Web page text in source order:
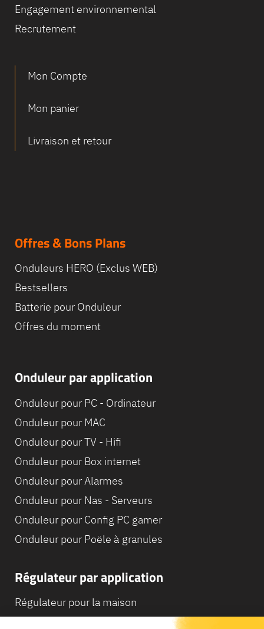
Engagement environnemental
Recrutement
Mon Compte
Mon panier
Livraison et retour
Offres & Bons Plans
Onduleurs HERO (Exclus WEB)
Bestsellers
Batterie pour Onduleur
Offres du moment
Onduleur par application
Onduleur pour PC - Ordinateur
Onduleur pour MAC
Onduleur pour TV - Hifi
Onduleur pour Box internet
Onduleur pour Alarmes
Onduleur pour Nas - Serveurs
Onduleur pour Config PC gamer
Onduleur pour Poële à granules
Régulateur par application
Régulateur pour la maison